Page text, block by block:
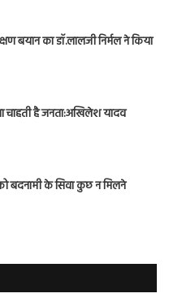
बयान का डॉ.लालजी निर्मल ने किया
चाहती है जनता:अखिलेश यादव
बदनामी के सिवा कुछ न मिलने